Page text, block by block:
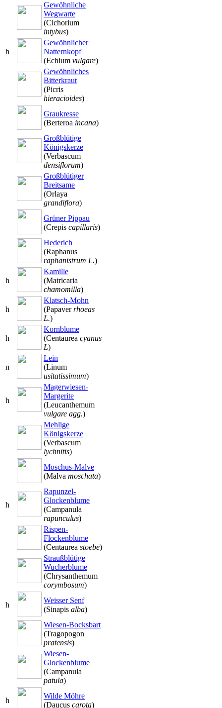
Gewöhnliche
Wegwarte
(Cichorium
intybus)
h
Gewöhnlicher
Natternkopf
(Echium vulgare)
Gewöhnliches
Bitterkraut
(Picris
hieracioides)
Graukresse
(Berteroa incana)
Großblütige
Königskerze
(Verbascum
densiflorum)
Großblütiger
Breitsame
(Orlaya
grandiflora)
Grüner Pippau
(Crepis capillaris)
Hederich
(Raphanus
raphanistrum L.)
h
Kamille
(Matricaria
chamomilla)
h
Klatsch-Mohn
(Papaverrhoeas
L.)
h
Kornblume
(Centaurea cyanus
L)
n
Lein
(Linum
usitatissimum)
h
Magerwiesen-
Margerite
(Leucanthemum
vulgare agg.)
Mehlige
Königskerze
(Verbascum
lychnitis)
Moschus-Malve
(Malva moschata)
h
Rapunzel-
Glockenblume
(Campanula
rapunculus)
Rispen-
Flockenblume
(Centaurea stoebe)
Straußblütige
Wucherblume
(Chrysanthemum
corymbosum)
h
Weisser Senf
(Sinapis alba)
Wiesen-Bocksbart
(Tragopogon
pratensis)
Wiesen-
Glockenblume
(Campanula
patula)
h
Wilde Möhre
(Daucus carota)